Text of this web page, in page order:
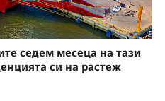
седем месеца на тази
си на растеж